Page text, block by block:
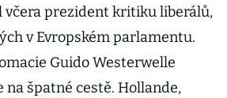
včera prezident kritiku liberálů,
v Evropském parlamentu.
Guido Westerwelle
na špatné cestě. Hollande,